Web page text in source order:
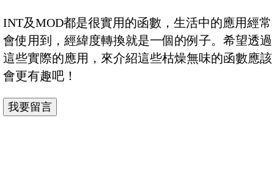
INT及MOD都是很實用的函數，生活中的應用經常
會使用到，經緯度轉換就是一個的例子。希望透過
這些實際的應用，來介紹這些枯燥無味的函數應該
會更有趣吧！